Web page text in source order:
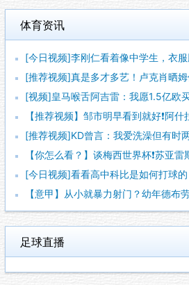
体育资讯
[今日视频]李刚仁看着像中学生，衣服脱
[推荐视频]真是多才多艺！卢克肖晒姆
[视频]皇马喉舌阿吉雷：我愿1.5亿欧
【推荐视频】邹市明早看到就好❗阿什拉
[推荐视频]KD曾言：我爱洗澡但有时两
【你怎么看？】谈梅西世界杯❗苏亚雷斯
[今日视频]看看高中科比是如何打球的？那
【意甲】从小就暴力射门？幼年德布
足球直播